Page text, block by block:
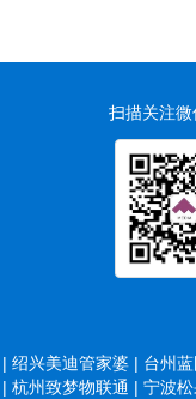
扫描关注
绍兴美迪管家婆 | 台州
杭州致梦物联通 | 宁波